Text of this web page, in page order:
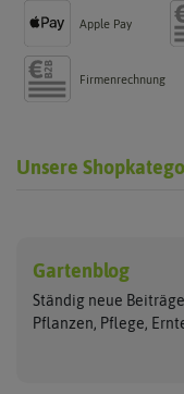
Apple Pay
Firmenrechnung
Unsere
Exotische Samen
Gemüsesamen
Gründünger
Arche Noah
ASB Greenworld
Gartenblog
Ständig neue
Pflanzen, Pflege,